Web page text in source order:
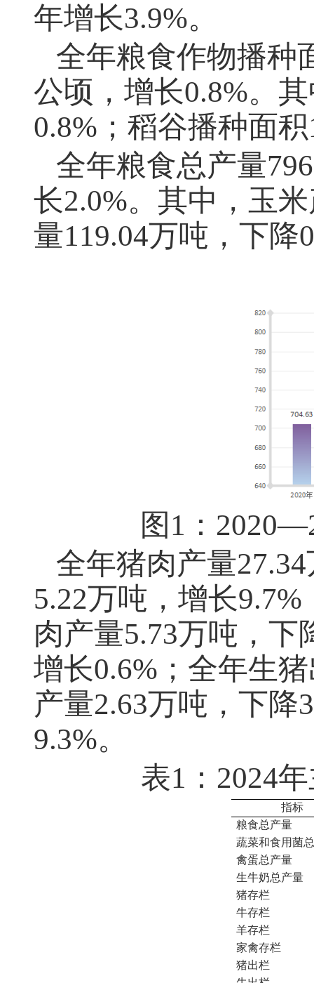
年增长3.9%。
全年粮食作物播种
公顷，增长0.8%。
0.8%；稻谷播种面
全年粮食总产量
长2.0%。其中，玉
量119.04万吨，下降
图1：
全年猪肉产量
5.22万吨，增长
肉产量5.73万吨，下
增长0.6%；全年生
产量2.63万吨，下降
9.3%。
表1：2024
指标
粮食总产量
蔬菜和食用菌
禽蛋总产量
生牛奶总产量
猪存栏
牛存栏
羊存栏
家禽存栏
猪出栏